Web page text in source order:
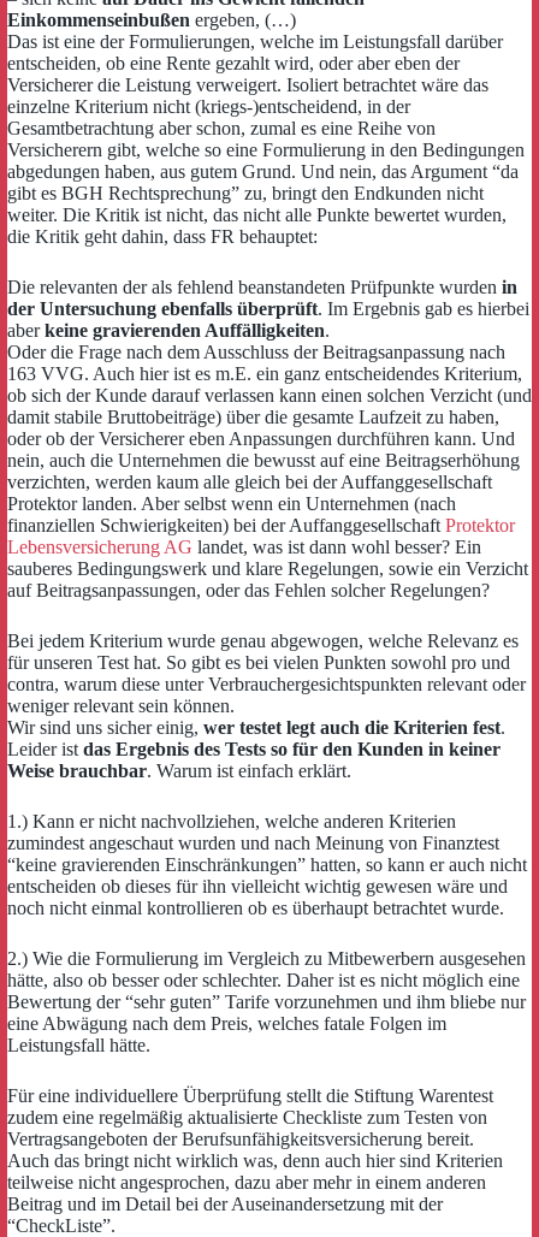
Einkommenseinbußen ergeben, (…)
Das ist eine der Formulierungen, welche im Leistungsfall darüber
entscheiden, ob eine Rente gezahlt wird, oder aber eben der
Versicherer die Leistung verweigert. Isoliert betrachtet wäre das
einzelne Kriterium nicht (kriegs-)entscheidend, in der
Gesamtbetrachtung aber schon, zumal es eine Reihe von
Versicherern gibt, welche so eine Formulierung in den Bedingungen
abgedungen haben, aus gutem Grund. Und nein, das Argument “da
gibt es BGH Rechtsprechung” zu, bringt den Endkunden nicht
weiter. Die Kritik ist nicht, das nicht alle Punkte bewertet wurden,
die Kritik geht dahin, dass FR behauptet:
Die relevanten der als fehlend bean­standeten Prüf­punkte wurden in
der Unter­suchung ebenfalls über­prüft. Im Ergebnis gab es hierbei
aberkeine gravierenden Auffälligkeiten.
Oder die Frage nach dem Ausschluss der Beitragsanpassung nach
163 VVG. Auch hier ist es m.E. ein ganz entscheidendes Kriterium,
ob sich der Kunde darauf verlassen kann einen solchen Verzicht (und
damit stabile Bruttobeiträge) über die gesamte Laufzeit zu haben,
oder ob der Versicherer eben Anpassungen durchführen kann. Und
nein, auch die Unternehmen die bewusst auf eine Beitragserhöhung
verzichten, werden kaum alle gleich bei der Auffanggesellschaft
Protektor landen. Aber selbst wenn ein Unternehmen (nach
finanziellen Schwierigkeiten) bei der Auffanggesellschaft Protektor
Lebensversicherung AG landet, was ist dann wohl besser? Ein
sauberes Bedingungswerk und klare Regelungen, sowie ein Verzicht
auf Beitragsanpassungen, oder das Fehlen solcher Regelungen?
Bei jedem Kriterium wurde genau abgewogen, welche Relevanz es
für unseren Test hat. So gibt es bei vielen Punkten sowohl pro und
contra, warum diese unter Verbrauchergesichtspunkten relevant oder
weniger relevant sein können.
Wir sind uns sicher einig, wer testet legt auch die Kriterien fest.
Leider ist das Ergebnis des Tests so für den Kunden in keiner
Weise brauchbar. Warum ist einfach erklärt.
1.) Kann er nicht nachvollziehen, welche anderen Kriterien
zumindest angeschaut wurden und nach Meinung von Finanztest
“keine gravierenden Einschränkungen” hatten, so kann er auch nicht
entscheiden ob dieses für ihn vielleicht wichtig gewesen wäre und
noch nicht einmal kontrollieren ob es überhaupt betrachtet wurde.
2.) Wie die Formulierung im Vergleich zu Mitbewerbern ausgesehen
hätte, also ob besser oder schlechter. Daher ist es nicht möglich eine
Bewertung der “sehr guten” Tarife vorzunehmen und ihm bliebe nur
eine Abwägung nach dem Preis, welches fatale Folgen im
Leistungsfall hätte.
Für eine individuel­lere Über­prüfung stellt die Stiftung Warentest
zudem eine regel­mäßig aktualisierte Checkliste zum Testen von
Vertragsangeboten der Berufsunfähigkeitsversicherung bereit.
Auch das bringt nicht wirklich was, denn auch hier sind Kriterien
teilweise nicht angesprochen, dazu aber mehr in einem anderen
Beitrag und im Detail bei der Auseinandersetzung mit der
“CheckListe”.